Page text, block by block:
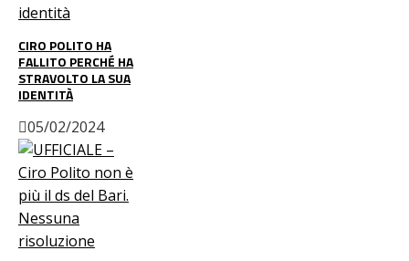
CIRO POLITO HA
FALLITO PERCHÉ HA
STRAVOLTO LA SUA
IDENTITÀ
05/02/2024